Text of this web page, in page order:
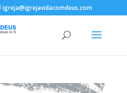
igreja@igrejavidacomdeus.com